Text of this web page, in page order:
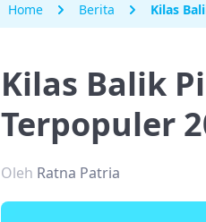
Home Berita Kilas
Kilas Balik
Terpopuler
Oleh Ratna Patria